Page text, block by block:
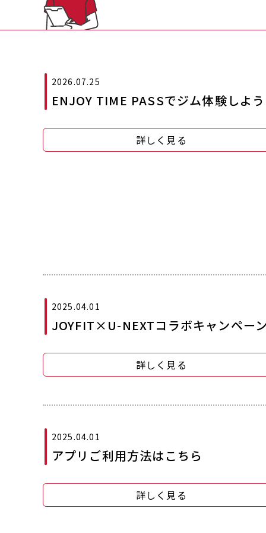
2026.07.25
ENJOY TIME PASSでジム体験しよ
詳しく見る
2025.04.01
JOYFIT×U-NEXTコラボキャンペー
詳しく見る
2025.04.01
アプリご利用方法はこちら
詳しく見る